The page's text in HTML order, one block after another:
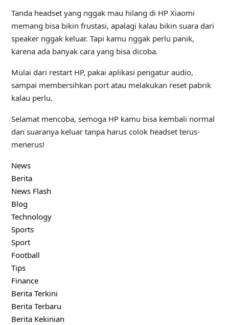
Tanda headset yang nggak mau hilang di HP Xiaomi
memang bisa bikin frustasi, apalagi kalau bikin suara dari
speaker nggak keluar. Tapi kamu nggak perlu panik,
karena ada banyak cara yang bisa dicoba.
Mulai dari restart HP, pakai aplikasi pengatur audio,
sampai membersihkan port atau melakukan reset pabrik
kalau perlu.
Selamat mencoba, semoga HP kamu bisa kembali normal
dan suaranya keluar tanpa harus colok headset terus-
menerus!
News
Berita
News Flash
Blog
Technology
Sports
Sport
Football
Tips
Finance
Berita Terkini
Berita Terbaru
Berita Kekinian